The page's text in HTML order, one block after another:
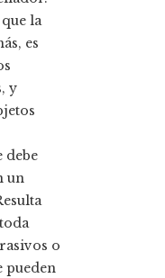
la
es
y
debe
un
o
pueden